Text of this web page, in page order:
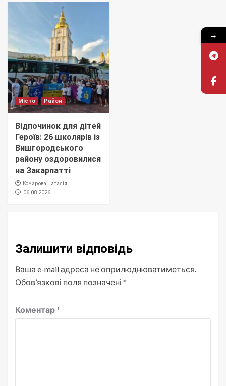
Місто Район
Відпочинок для дітей
Героїв: 26 школярів із
Вишгородського
району оздоровилися
на Закарпатті
Комарова Наталія
06.08.2026
Залишити відповідь
Ваша e-mail адреса не оприлюднюватиметься.
Обов’язкові поля позначені *
Коментар *
→